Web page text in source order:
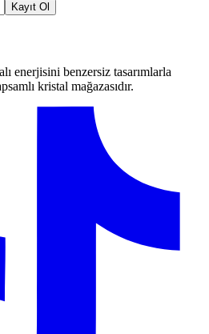
Kayıt Ol
enerjisini benzersiz tasarımlarla
kristal mağazasıdır.